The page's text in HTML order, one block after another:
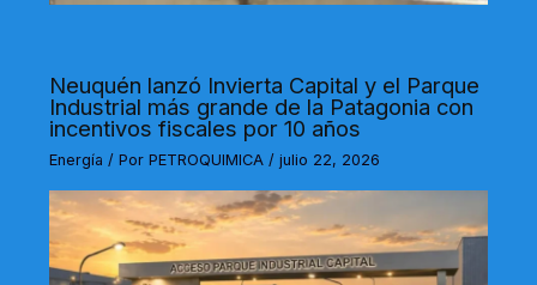
Neuquén lanzó Invierta Capital y el Parque
Industrial más grande de la Patagonia con
incentivos fiscales por 10 años
Energía / PorPETROQUIMICA /julio 22, 2026